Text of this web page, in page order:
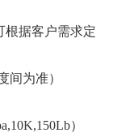
根据客户需求定
间为准）
）